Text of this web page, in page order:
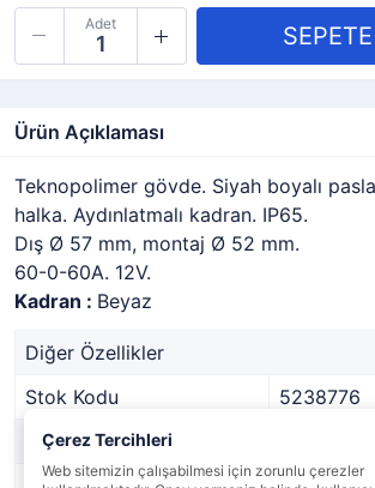
Adet
Ürün Açıklaması
Teknopolimer gövde. Siyah boyalı
halka. Aydınlatmalı kadran. IP65.
Dış Ø 57 mm, montaj Ø 52 mm.
60-0-60A. 12V.
Kadran : Beyaz
Diğer Özellikler
Stok Kodu
5238776
Marka
Çerez Tercihleri
Web sitemizin çalışabilmesi için zorunlu çerezler